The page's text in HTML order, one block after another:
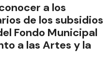
a los
de los subsidios
Fondo Municipal
a las Artes y la